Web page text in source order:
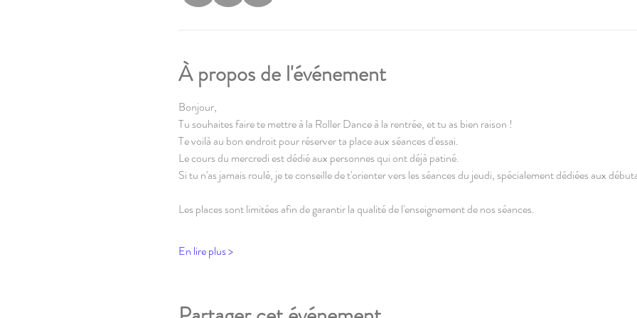
À propos de l'événement
Bonjour,
Tu souhaites faire te mettre à la Roller Dance à la rentrée, et tu as bien raison !
Te voilà au bon endroit pour réserver ta place aux séances d'essai.
Le cours du mercredi est dédié aux personnes qui ont déjà patiné.
Si tu n'as jamais roulé, je te conseille de t'orienter vers les séances du jeudi, spécialement dédiées aux
Les places sont limitées afin de garantir la qualité de l'enseignement de nos séances.
En lire plus >